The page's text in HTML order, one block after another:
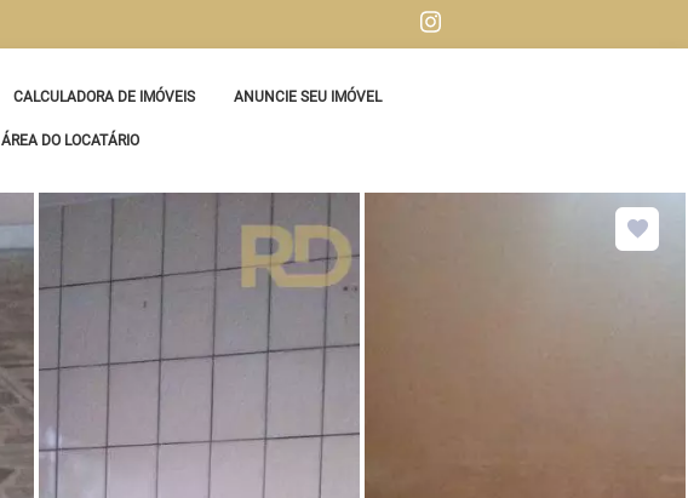
CALCULADORA DE IMÓVEIS ANUNCIE SEU IMÓVEL
ÁREA DO LOCATÁRIO